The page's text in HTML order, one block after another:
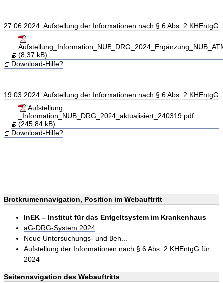
27.06.2024: Aufstellung der Informationen nach § 6 Abs. 2 KHEntgG
(8,37 kB)
Download-Hilfe?
19.03.2024: Aufstellung der Informationen nach § 6 Abs. 2 KHEntgG
Aufstellung
_Information_NUB_DRG_2024_aktualisiert_240319.pdf
(245,84 kB)
Download-Hilfe?
Brotkrumennavigation, Position im Webauftritt
InEK – Institut für das Entgeltsystem im Krankenhaus
aG-DRG-System 2024
Neue Untersuchungs- und Beh...
Aufstellung der Informationen nach § 6 Abs. 2 KHEntgG für
2024
Seitennavigation des Webauftritts